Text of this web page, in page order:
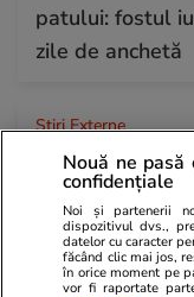
patului: fostul
zile de anchetă
Știri Externe
Cele mai mari
sub cel mai
Știri România
Nouă ne
confidențiale
Noi și partenerii
dispozitivul dvs.,
datelor cu caracter
făcând clic mai jos,
în orice moment pe
vor fi raportate